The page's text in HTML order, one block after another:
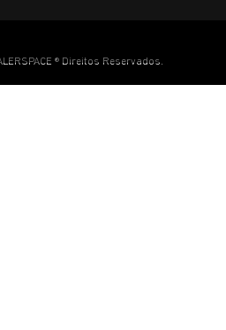
® Direitos Reservados.